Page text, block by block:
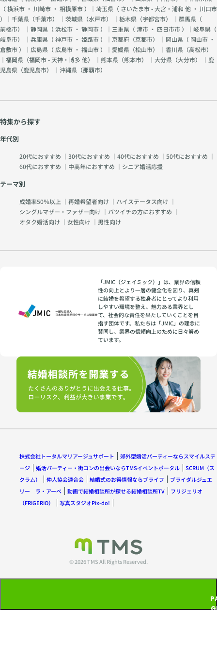
（横浜市 ・ 川崎市 ・ 相模原市）｜埼玉県（ さいたま市 - 大宮・浦和 他 ・ 川口市
）｜千葉県（千葉市） ｜茨城県（水戸市） ｜栃木県（宇都宮市） ｜群馬県（
前橋市） ｜静岡県（浜松市 ・ 静岡市）｜三重県（津市 ・ 四日市市）｜岐阜県（
岐阜市） ｜兵庫県（神戸市 ・ 姫路市）｜京都府（京都市） ｜岡山県（ 岡山市 ・
倉敷市）｜広島県（ 広島市 ・ 福山市）｜愛媛県（松山市） ｜香川県（高松市）
｜福岡県（福岡市 - 天神・博多 他） ｜熊本県（熊本市） ｜大分県（大分市） ｜鹿
児島県（鹿児島市） ｜沖縄県（那覇市）
特集から探す
年代別
20代におすすめ ｜ 30代におすすめ ｜ 40代におすすめ ｜ 50代におすすめ ｜
60代におすすめ ｜ 中高年におすすめ ｜ シニア婚活応援
テーマ別
成婚率50％以上 ｜ 再婚希望者向け ｜ ハイステータス向け ｜
シングルマザー・ファザー向け ｜ バツイチの方におすすめ ｜
オタク婚活向け ｜ 女性向け ｜ 男性向け
「JMIC（ジェイミック）」は、業界の信頼
性の向上とより一層の健全化を図り、真剣
に結婚を希望する独身者にとってより利用
しやすい環境を整え、魅力ある業界とし
て、社会的な責任を果たしていくことを目
指す団体です。私たちは「JMIC」の理念に
賛同し、業界の信頼向上のために日々努め
ています。
株式会社トータルマリアージュサポート
郊外型婚活パーティーならスマイルステ
ージ
婚活パーティー・街コンの出会いならTMSイベントポータル
SCRUM（ス
クラム）
仲人協会連合会 結婚式のお得情報ならブライフ
ブライダルジュエ
リー ラ・アーペ
動画で結婚相談所が探せる結婚相談所TV
フリジェリオ
（FRIGERIO）
写真スタジオPix-do!
© 2026 TMS All Rights Reserved.